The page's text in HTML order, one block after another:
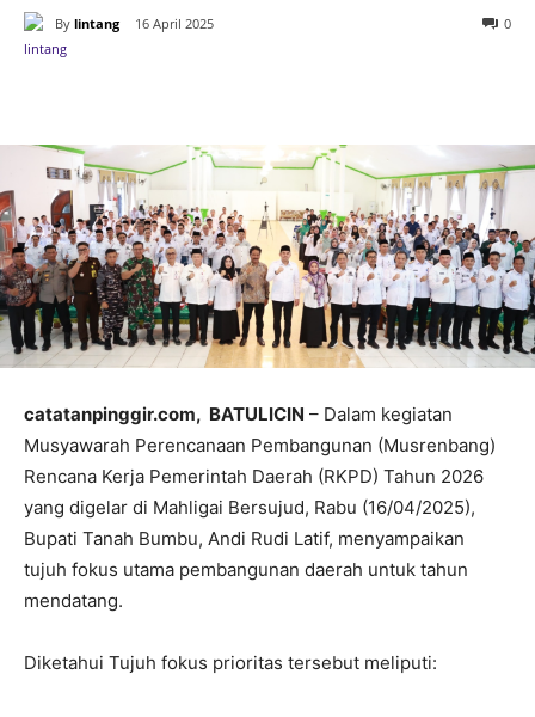
By lintang 16 April 2025 0
catatanpinggir.com, BATULICIN – Dalam kegiatan
Musyawarah Perencanaan Pembangunan (Musrenbang)
Rencana Kerja Pemerintah Daerah (RKPD) Tahun 2026
yang digelar di Mahligai Bersujud, Rabu (16/04/2025),
Bupati Tanah Bumbu, Andi Rudi Latif, menyampaikan
tujuh fokus utama pembangunan daerah untuk tahun
mendatang.
Diketahui Tujuh fokus prioritas tersebut meliputi: